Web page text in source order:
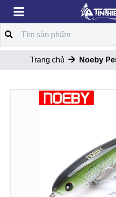
Trang chủ Noeby